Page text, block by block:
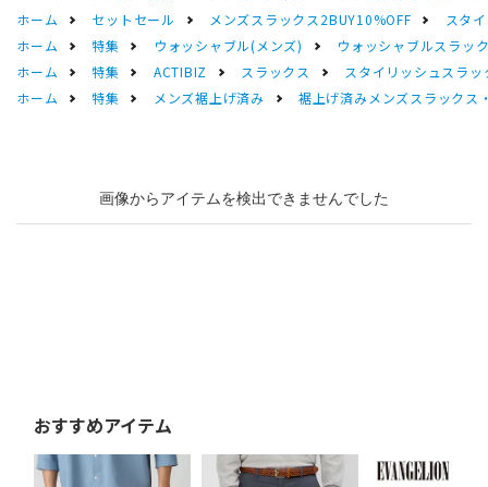
ホーム
セットセール メンズスラックス2BUY10%OFF
スタ
ホーム
特集 ウォッシャブル(メンズ)
ウォッシャブルスラッ
ホーム
特集 ACTIBIZ スラックス
スタイリッシュスラ
ホーム
特集 メンズ裾上げ済み 裾上げ済みメンズスラックス